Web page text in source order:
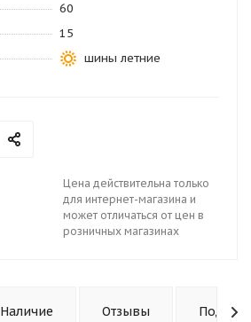
60
15
шины летние
Цена действительна только
для интернет-магазина и
может отличаться от цен в
розничных магазинах
Наличие Отзывы